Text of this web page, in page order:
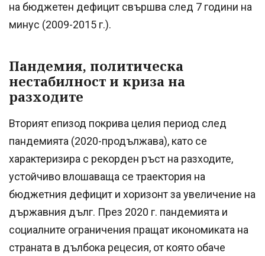
на бюджетен дефицит свършва след 7 години на
минус (2009-2015 г.).
Пандемия, политическа
нестабилност и криза на
разходите
Вторият епизод покрива целия период след
пандемията (2020-продължава), като се
характеризира с рекорден ръст на разходите,
устойчиво влошаваща се траектория на
бюджетния дефицит и хоризонт за увеличение на
държавния дълг. През 2020 г. пандемията и
социалните ограничения пращат икономиката на
страната в дълбока рецесия, от която обаче